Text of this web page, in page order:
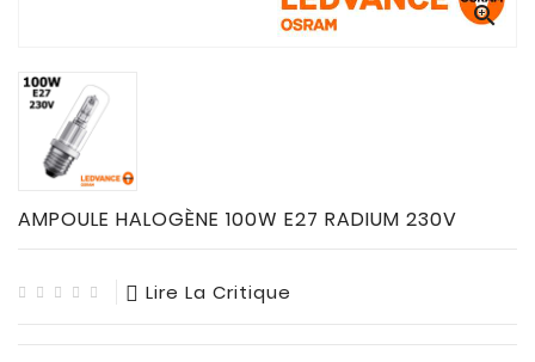
TUBES
FLUORESCENTS
HALOGENE
IODURE

AMPOULE HALOGÈNE 100W E27 RADIUM 230V
Lire La Critique